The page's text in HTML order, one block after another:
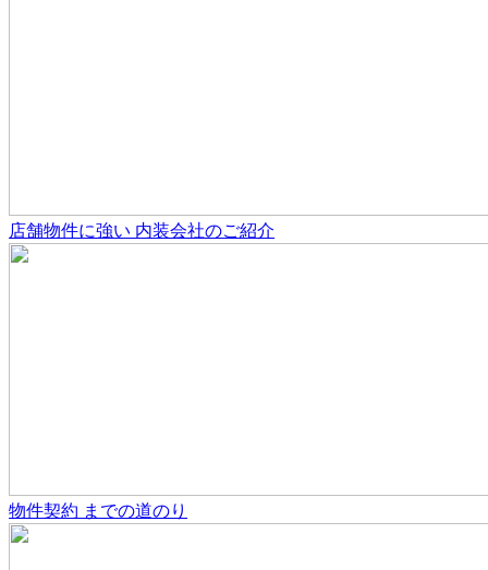
店舗物件に強い 内装会社のご紹介
物件契約 までの道のり